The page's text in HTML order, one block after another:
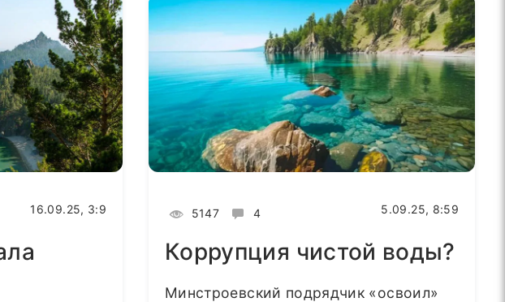
16.09.25, 3:9 5147 4 5.09.25, 8:59
Коррупция чистой воды?
Минстроевский подрядчик «освоил»